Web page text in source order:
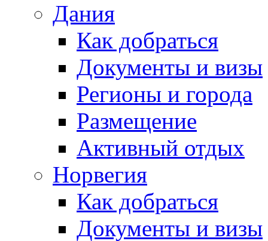
Дания
Как добраться
Документы и визы
Регионы и города
Размещение
Активный отдых
Норвегия
Как добраться
Документы и визы